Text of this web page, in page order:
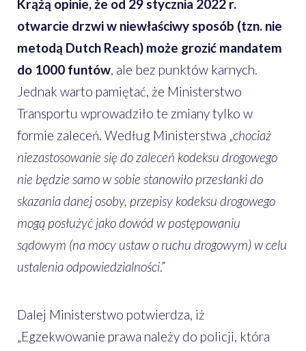
Krążą opinie, że od 29 stycznia 2022 r.
otwarcie drzwi w niewłaściwy sposób (tzn. nie
metodą Dutch Reach) może grozić mandatem
do 1000 funtów, ale bez punktów karnych.
Jednak warto pamiętać, że Ministerstwo
Transportu wprowadziło te zmiany tylko w
formie zaleceń. Według Ministerstwa „chociaż
niezastosowanie się do zaleceń kodeksu drogowego
nie będzie samo w sobie stanowiło przesłanki do
skazania danej osoby, przepisy kodeksu drogowego
mogą posłużyć jako dowód w postępowaniu
sądowym (na mocy ustaw o ruchu drogowym) w celu
ustalenia odpowiedzialności.”
Dalej Ministerstwo potwierdza, iż
„Egzekwowanie prawa należy do policji, która